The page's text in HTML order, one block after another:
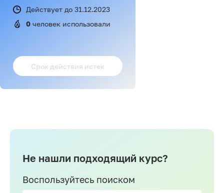
Действует до 31.12.2023
0 человек использовали
Срок действия истек
Не нашли подходящий курс?
Воспользуйтесь поиском